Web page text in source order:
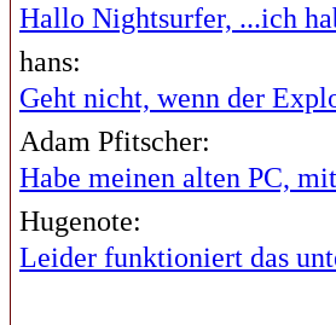
Hallo Nightsurfer, ...ich
hans:
Geht nicht, wenn der
Adam Pfitscher:
Habe meinen alten PC,
Hugenote:
Leider funktioniert das